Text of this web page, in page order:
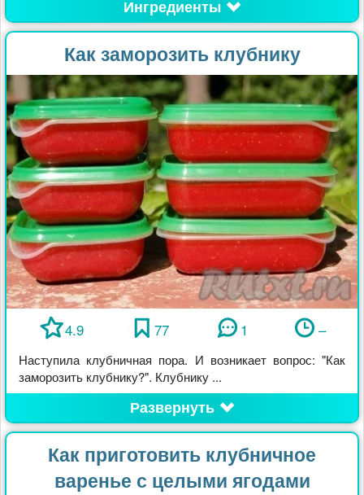
Ингредиенты
Как заморозить клубнику
4.9 77 1 –
Наступила клубничная пора. И возникает вопрос: "Как
заморозить клубнику?". Клубнику ...
Развернуть
Как приготовить клубничное
варенье с целыми ягодами